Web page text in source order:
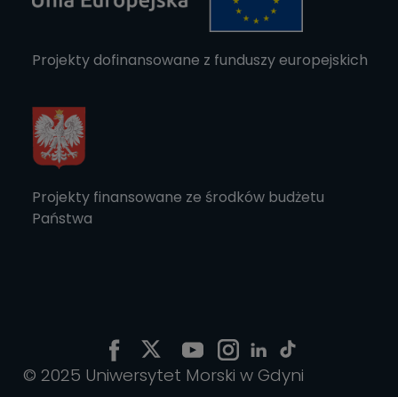
Projekty dofinansowane z funduszy europejskich
Projekty finansowane ze środków budżetu
Państwa
© 2025 Uniwersytet Morski w Gdyni